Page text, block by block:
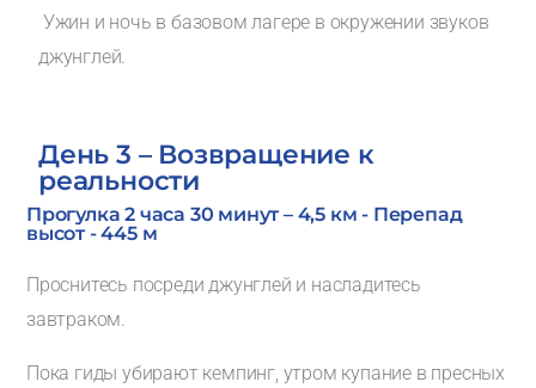
Ужин и ночь в базовом лагере в окружении звуков
джунглей.
День 3 – Возвращение к
реальности
Прогулка 2 часа 30 минут – 4,5 км - Перепад
высот - 445 м
Проснитесь посреди джунглей и насладитесь
завтраком.
Пока гиды убирают кемпинг, утром купание в пресных